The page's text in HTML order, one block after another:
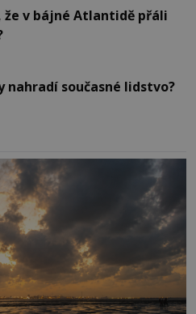
v bájné Atlantidě přáli
nahradí současné lidstvo?